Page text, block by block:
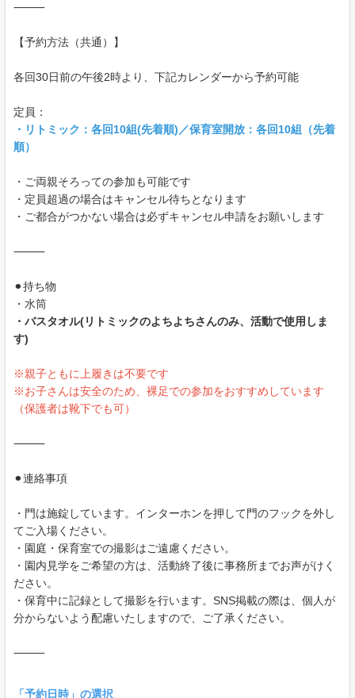
⸻
【予約方法（共通）】
各回30日前の午後2時より、下記カレンダーから予約可能
定員：
・リトミック：各回10組(先着順)／保育室開放：各回10組（先着
順）
・ご両親そろっての参加も可能です
・定員超過の場合はキャンセル待ちとなります
・ご都合がつかない場合は必ずキャンセル申請をお願いします
⸻
⚫︎持ち物
・水筒
・バスタオル(リトミックのよちよちさんのみ、活動で使用しま
す)
※親子ともに上履きは不要です
※お子さんは安全のため、裸足での参加をおすすめしています
（保護者は靴下でも可）
⸻
⚫︎連絡事項
・門は施錠しています。インターホンを押して門のフックを外し
てご入場ください。
・園庭・保育室での撮影はご遠慮ください。
・園内見学をご希望の方は、活動終了後に事務所までお声がけく
ださい。
・保育中に記録として撮影を行います。SNS掲載の際は、個人が
分からないよう配慮いたしますので、ご了承ください。
⸻
「予約日時」の選択